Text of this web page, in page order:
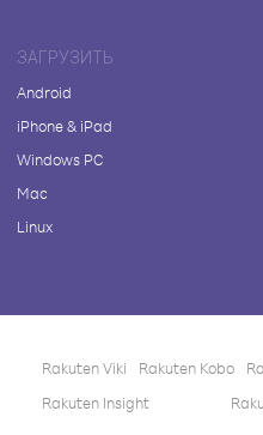
ЗАГРУЗИТЬ
Android
iPhone & iPad
Windows PC
Mac
Linux
Rakuten Viki Rakuten Kobo
Rakuten Insight